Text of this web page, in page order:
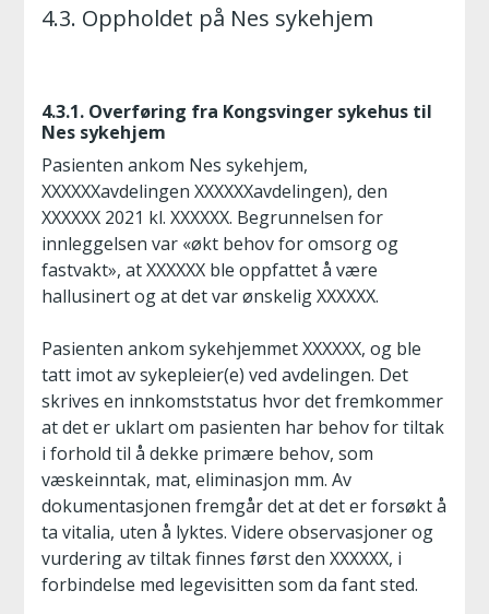
4.3. Oppholdet på Nes sykehjem
4.3.1. Overføring fra Kongsvinger sykehus til
Nes sykehjem
Pasienten ankom Nes sykehjem,
XXXXXXavdelingen XXXXXXavdelingen), den
XXXXXX 2021 kl. XXXXXX. Begrunnelsen for
innleggelsen var «økt behov for omsorg og
fastvakt», at XXXXXX ble oppfattet å være
hallusinert og at det var ønskelig XXXXXX.
Pasienten ankom sykehjemmet XXXXXX, og ble
tatt imot av sykepleier(e) ved avdelingen. Det
skrives en innkomststatus hvor det fremkommer
at det er uklart om pasienten har behov for tiltak
i forhold til å dekke primære behov, som
væskeinntak, mat, eliminasjon mm. Av
dokumentasjonen fremgår det at det er forsøkt å
ta vitalia, uten å lyktes. Videre observasjoner og
vurdering av tiltak finnes først den XXXXXX, i
forbindelse med legevisitten som da fant sted.